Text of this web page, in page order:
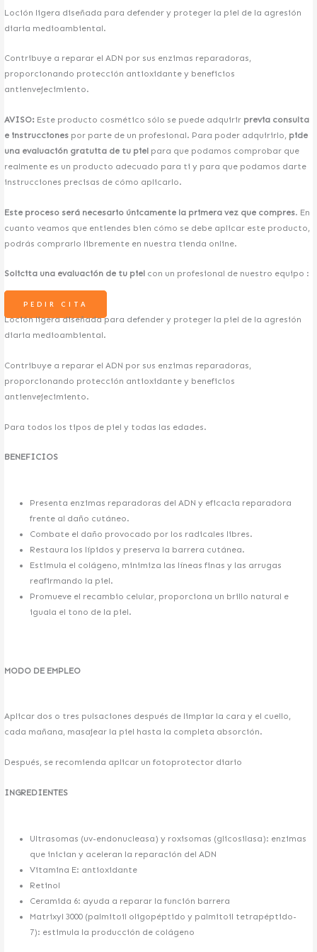
LENTIGOS
MELASMA
HIPERPIGMENTACIÓN
ROSACEA Y CUPEROSIS
ARAÑAS VASCULARES
QUERATOSIS
NEVUS
OTOPLASTIA
RINOPLASTIA
MINILIFTING FACIAL
LIPOFILLING FACIAL
CORRECCIÓN MENTÓN
CORPORAL
MEDICINA ESTÉTICA
FLACIDEZ
VASCULAR
DERMATOLOGÍA ESTÉTICA
CORRECIÓN CICATRICES
ELIMINACIÓN VERRUGAS
QUERATOSIS
NEVUS
NUTRICIÓN- OBESIDAD
DIETA PROTEICA
REJUVENECIMIENTO GENITAL
AUMENTO LABIOS MAYORES
DISMINUCIÓN LABIOS MENORES
REDUCCIÓN MONTE VENUS
VAGINOPLASTIA
HIMENOPLASTIA
Loción ligera diseñada para defender y proteger la piel de la agresión
diaria medioambiental.
Contribuye a reparar el ADN por sus enzimas reparadoras,
proporcionando protección antioxidante y beneficios
antienvejecimiento.
AVISO: Este producto cosmético sólo se puede adquirir previa consulta
e instrucciones por parte de un profesional. Para poder adquirirlo, pide
una evaluación gratuita de tu piel para que podamos comprobar que
realmente es un producto adecuado para ti y para que podamos darte
instrucciones precisas de cómo aplicarlo.
Este proceso será necesario únicamente la primera vez que compres. En
cuanto veamos que entiendes bien cómo se debe aplicar este producto,
podrás comprarlo libremente en nuestra tienda online.
Solicita una evaluación de tu piel con un profesional de nuestro equipo :
PEDIR CITA
Loción ligera diseñada para defender y proteger la piel de la agresión
diaria medioambiental.
Contribuye a reparar el ADN por sus enzimas reparadoras,
proporcionando protección antioxidante y beneficios
antienvejecimiento.
Para todos los tipos de piel y todas las edades.
BENEFICIOS
Presenta enzimas reparadoras del ADN y eficacia reparadora
frente al daño cutáneo.
Combate el daño provocado por los radicales libres.
Restaura los lípidos y preserva la barrera cutánea.
Estimula el colágeno, minimiza las líneas finas y las arrugas
reafirmando la piel.
Promueve el recambio celular, proporciona un brillo natural e
iguala el tono de la piel.
MODO DE EMPLEO
Aplicar dos o tres pulsaciones después de limpiar la cara y el cuello,
cada mañana, masajear la piel hasta la completa absorción.
Después, se recomienda aplicar un fotoprotector diario
INGREDIENTES
Ultrasomas (uv-endonucleasa) y roxisomas (glicosilasa): enzimas
que inician y aceleran la reparación del ADN
Vitamina E: antioxidante
Retinol
Ceramida 6: ayuda a reparar la función barrera
Matrixyl 3000 (palmitoil oligopéptido y palmitoil tetrapéptido-
7): estimula la producción de colágeno